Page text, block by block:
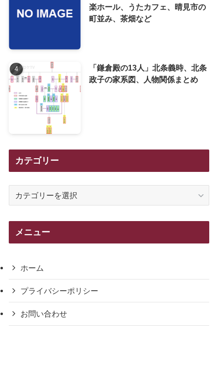
楽ホール、うたカフェ、晴見市の
町並み、茶畑など
「鎌倉殿の13人」北条義時、北条
政子の家系図、人物関係まとめ
カテゴリー
メニュー
ホーム
プライバシーポリシー
お問い合わせ